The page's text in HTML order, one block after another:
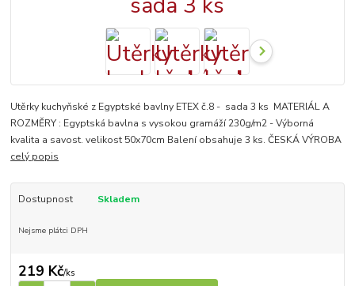
Utěrky kuchyňské z Egyptské bavlny ETEX č.8 - sada 3 ks MATERIÁL A
ROZMĚRY : Egyptská bavlna s vysokou gramáží 230g/m2 - Výborná
kvalita a savost. velikost 50x70cm Balení obsahuje 3 ks. ČESKÁ VÝROBA
celý popis
Dostupnost Skladem
Nejsme plátci DPH
219 Kč/ks